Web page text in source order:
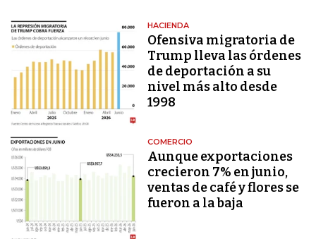
HACIENDA
Ofensiva migratoria de
Trump lleva las órdenes
de deportación a su
nivel más alto desde
1998
COMERCIO
Aunque exportaciones
crecieron 7% en junio,
ventas de café y flores se
fueron a la baja